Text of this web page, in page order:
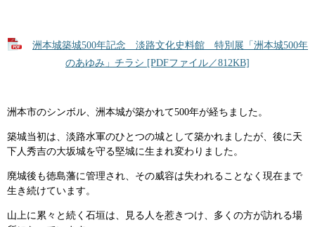
洲本城築城500年記念 淡路文化史料館 特別展「洲本城500年
のあゆみ」チラシ [PDFファイル／812KB]
洲本市のシンボル、洲本城が築かれて500年が経ちました。
築城当初は、淡路水軍のひとつの城として築かれましたが、後に天
下人秀吉の大坂城を守る堅城に生まれ変わりました。
廃城後も徳島藩に管理され、その威容は失われることなく現在まで
生き続けています。
山上に累々と続く石垣は、見る人を惹きつけ、多くの方が訪れる場